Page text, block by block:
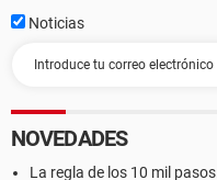
Noticias
NOVEDADES
La regla de los 10 mil